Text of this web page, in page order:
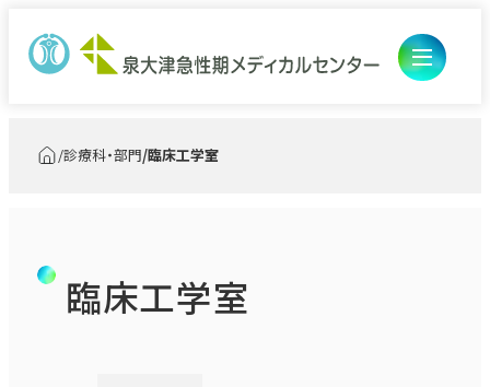
初診の方
入院・ご面会
診療科・部門
トップ
診療科・部門 臨床工学室
臨床工学室